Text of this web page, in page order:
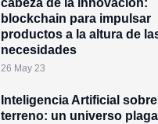
cabeza de la innovación:
blockchain para impulsar
productos a la altura de
necesidades
26 May 23
Inteligencia Artificial sobre
terreno: un universo